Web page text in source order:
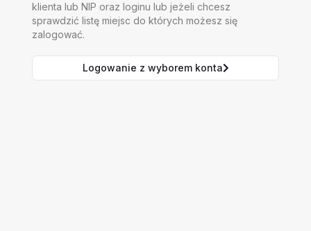
klienta lub NIP oraz loginu lub jeżeli chcesz
sprawdzić listę miejsc do których możesz się
zalogować.
Logowanie z wyborem konta